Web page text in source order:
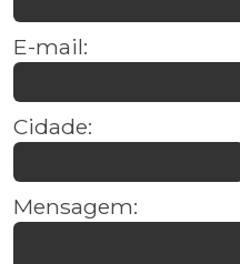
E-mail:
Cidade:
Mensagem: